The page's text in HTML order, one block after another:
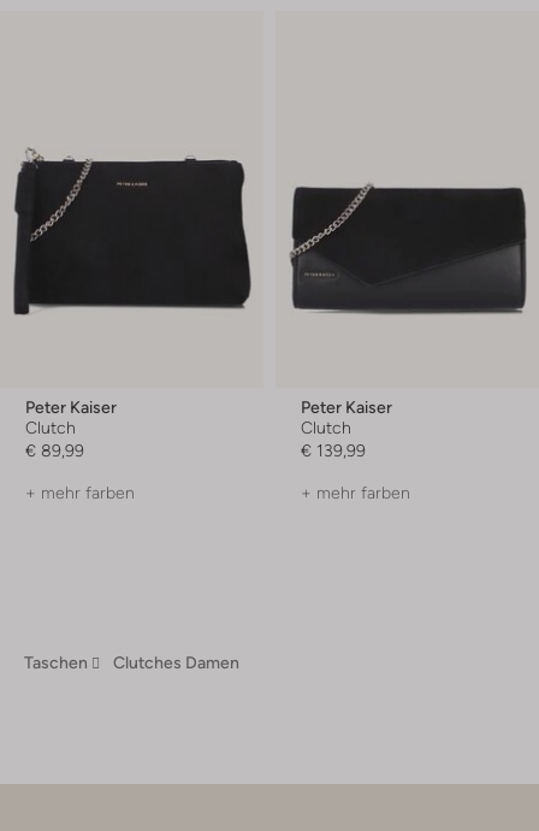
Peter Kaiser
Clutch
€ 89,99
+ mehr farben
Peter Kaiser
Clutch
€ 139,99
+ mehr farben
Taschen Clutches Damen